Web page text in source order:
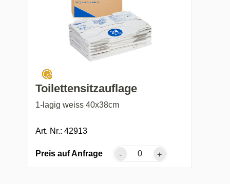
Toilettensitzauflage
1-lagig weiss 40x38cm
Art. Nr.: 42913
Preis auf Anfrage - +